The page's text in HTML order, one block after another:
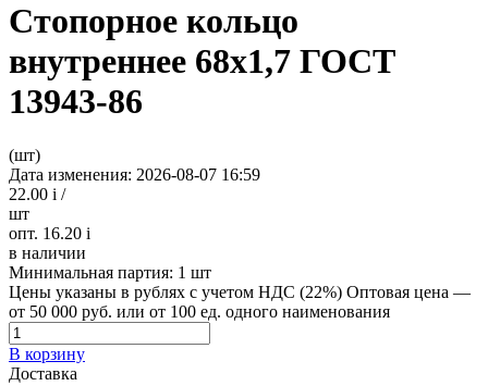
Стопорное кольцо
внутреннее 68х1,7 ГОСТ
13943-86
(шт)
Дата изменения: 2026-08-07 16:59
22.00 i /
шт
опт. 16.20 i
в наличии
Минимальная партия: 1 шт
Цены указаны в рублях с учетом НДС (22%) Оптовая цена —
от 50 000 руб. или от 100 ед. одного наименования
В корзину
Доставка